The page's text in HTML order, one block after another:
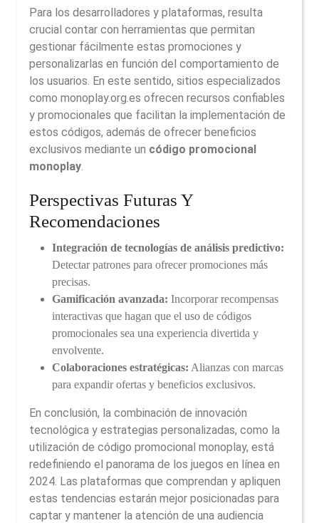
Para los desarrolladores y plataformas, resulta
crucial contar con herramientas que permitan
gestionar fácilmente estas promociones y
personalizarlas en función del comportamiento de
los usuarios. En este sentido, sitios especializados
como monoplay.org.es ofrecen recursos confiables
y promocionales que facilitan la implementación de
estos códigos, además de ofrecer beneficios
exclusivos mediante un código promocional
monoplay.
Perspectivas Futuras Y
Recomendaciones
Integración de tecnologías de análisis predictivo:
Detectar patrones para ofrecer promociones más
precisas.
Gamificación avanzada: Incorporar recompensas
interactivas que hagan que el uso de códigos
promocionales sea una experiencia divertida y
envolvente.
Colaboraciones estratégicas: Alianzas con marcas
para expandir ofertas y beneficios exclusivos.
En conclusión, la combinación de innovación
tecnológica y estrategias personalizadas, como la
utilización de código promocional monoplay, está
redefiniendo el panorama de los juegos en línea en
2024. Las plataformas que comprendan y apliquen
estas tendencias estarán mejor posicionadas para
captar y mantener la atención de una audiencia